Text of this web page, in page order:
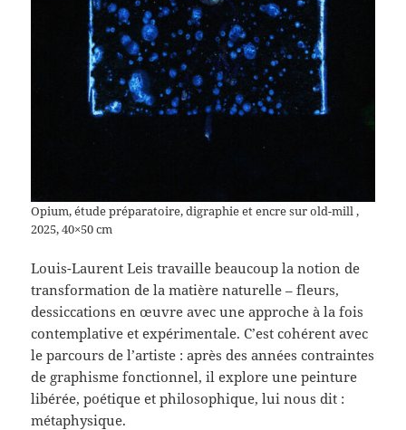
Opium, étude préparatoire, digraphie et encre sur old-mill ,
2025, 40×50 cm
Louis-Laurent Leis travaille beaucoup la notion de
transformation de la matière naturelle – fleurs,
dessiccations en œuvre avec une approche à la fois
contemplative et expérimentale. C’est cohérent avec
le parcours de l’artiste : après des années contraintes
de graphisme fonctionnel, il explore une peinture
libérée, poétique et philosophique, lui nous dit :
métaphysique.